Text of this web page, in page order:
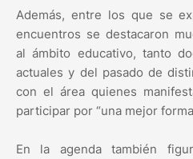
Además, entre los que se
encuentros se destacaron
al ámbito educativo, tanto
actuales y del pasado de
con el área quienes
participar por “una mejor
En la agenda también